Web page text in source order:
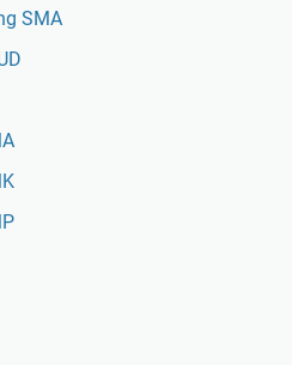
SMA